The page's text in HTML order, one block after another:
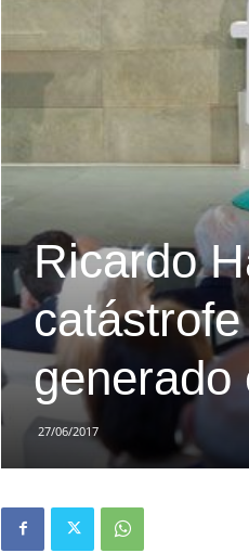
Ricardo
generado
27/06/2017